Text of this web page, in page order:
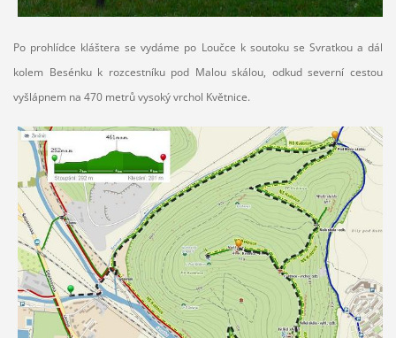
Po prohlídce kláštera se vydáme po Loučce k soutoku se Svratkou a dál
kolem Besénku k rozcestníku pod Malou skálou, odkud severní cestou
vyšlápnem na 470 metrů vysoký vrchol Květnice.